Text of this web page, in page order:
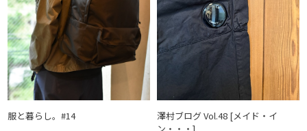
服と暮らし。#14
澤村ブログ Vol.48 [メイド・イ